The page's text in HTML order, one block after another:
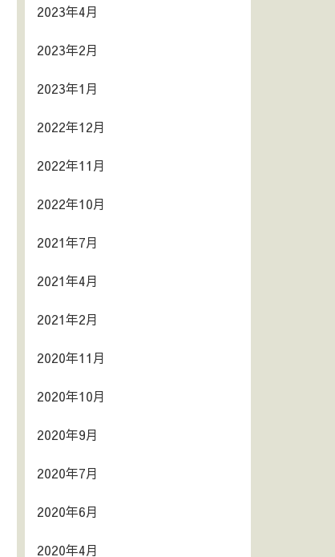
2023年4月
2023年2月
2023年1月
2022年12月
2022年11月
2022年10月
2021年7月
2021年4月
2021年2月
2020年11月
2020年10月
2020年9月
2020年7月
2020年6月
2020年4月